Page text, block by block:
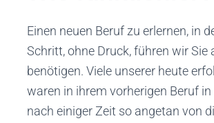
Einen neuen Beruf zu erlernen, in
Schritt, ohne Druck, führen wir Sie
benötigen. Viele unserer heute
waren in ihrem vorherigen Beruf
nach einiger Zeit so angetan von